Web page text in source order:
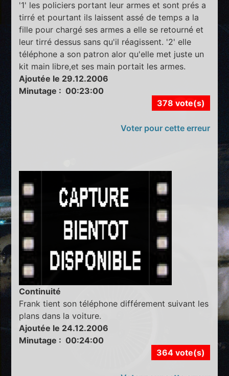
'1' les policiers portant leur armes et sont prés a
tirré et pourtant ils laissent assé de temps a la
fille pour chargé ses armes a elle se retourné et
leur tirré dessus sans qu'il réagissent. '2' elle
téléphone a son patron alor qu'elle met juste un
kit main libre,et ses main portait les armes.
Ajoutée le 29.12.2006
Minutage : 00:23:00
378 vote(s)
Voter pour cette erreur
Continuité
Frank tient son téléphone différement suivant les
plans dans la voiture.
Ajoutée le 24.12.2006
Minutage : 00:24:00
364 vote(s)